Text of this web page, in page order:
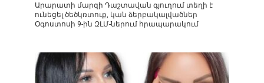
Արարատի մարզի Դաշտավան գյուղում տեղի է
ունեցել ծեծկռտուք, կան ձերբակալվածներ
Օգոստոսի 9-ին ԶԼՄ-ներում հրապարակում